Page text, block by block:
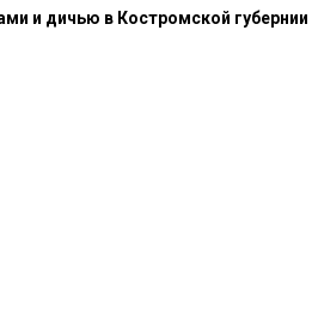
и дичью в Костромской губернии